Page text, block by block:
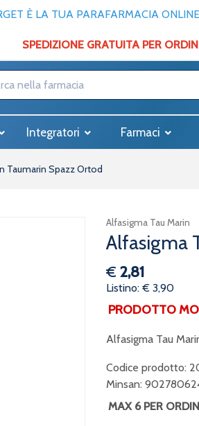
È LA TUA PARAFARMACIA
SPEDIZIONE GRATUITA PER
Integratori Farmaci
Taumarin Spazz Ortod
Alfasigma Tau Marin
Alfasigma
€ 2,81
Listino: € 3,90
PRODOTTO
Alfasigma Tau
Codice prodotto:
Minsan:
MAX 6 PER